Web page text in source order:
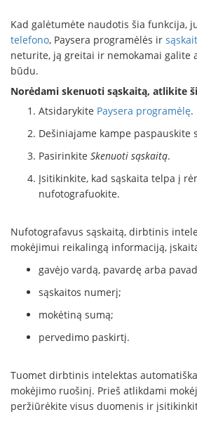
Kad galėtumėte naudotis šia funkcija,
telefono, Paysera programėlės ir
neturite, ją greitai ir nemokamai galite
būdu.
Norėdami skenuoti sąskaitą, atlikite
Atsidarykite Paysera programėlę.
Dešiniajame kampe paspauskite
Pasirinkite Skenuoti sąskaitą.
Įsitikinkite, kad sąskaita telpa į
nufotografuokite.
Nufotografavus sąskaitą, dirbtinis
mokėjimui reikalingą informaciją,
gavėjo vardą, pavardę arba
sąskaitos numerį;
mokėtiną sumą;
pervedimo paskirtį.
Tuomet dirbtinis intelektas
mokėjimo ruošinį. Prieš atlikdami
peržiūrėkite visus duomenis ir